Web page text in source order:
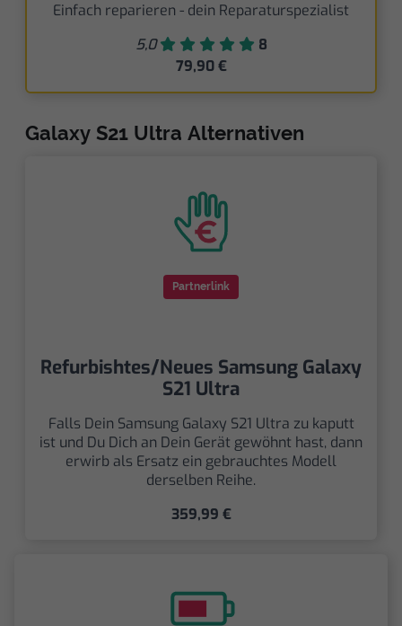
Einfach reparieren - dein Reparaturspezialist
5,0
8
79,90 €
Galaxy S21 Ultra Alternativen
Partnerlink
Refurbishtes/Neues Samsung Galaxy
S21 Ultra
Falls Dein Samsung Galaxy S21 Ultra zu kaputt
ist und Du Dich an Dein Gerät gewöhnt hast, dann
erwirb als Ersatz ein gebrauchtes Modell
derselben Reihe.
359,99 €